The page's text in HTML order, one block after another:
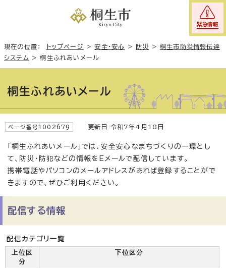
緊急情報
現在の位置： トップページ >安全・安心 > 防災 >桐生市防災情報伝達
システム
>桐生ふれあいメール
桐生ふれあいメール
ページ番号1002679 更新日 令和7年4月18日
「桐生ふれあいメール」では、安全安心なまちづくりの一環とし
て、防災・防犯などの情報をEメールで配信しています。
携帯電話やパソコンのメールアドレスがあれば登録することがで
きますので、ぜひご利用ください。
配信する情報
配信カテゴリ一覧
上位区
分
下位区分